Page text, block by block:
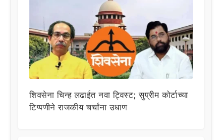
शिवसेना चिन्ह लढाईत नवा ट्विस्ट; सुप्रीम कोर्टाच्या
टिप्पणीने राजकीय चर्चांना उधाण